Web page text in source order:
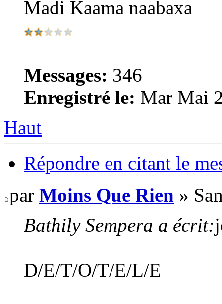
Madi Kaama naabaxa
Messages: 346
Enregistré le: Mar Mai
Haut
Répondre en citant le
par Moins Que Rien »
Bathily Sempera a écrit:
D/E/T/O/T/E/L/E